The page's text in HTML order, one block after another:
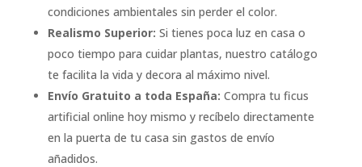
condiciones ambientales sin perder el color.
Realismo Superior: Si tienes poca luz en casa o
poco tiempo para cuidar plantas, nuestro catálogo
te facilita la vida y decora al máximo nivel.
Envío Gratuito a toda España: Compra tu ficus
artificial online hoy mismo y recíbelo directamente
en la puerta de tu casa sin gastos de envío
añadidos.